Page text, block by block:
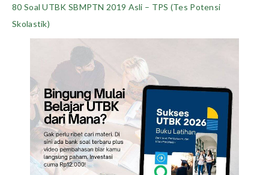
Post
navigation
80 Soal UTBK SBMPTN 2019 Asli – TPS (Tes Potensi
Skolastik)